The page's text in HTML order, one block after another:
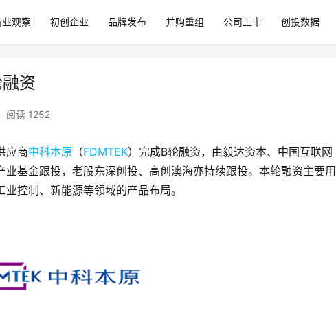
业观察 初创企业 品牌发布 并购重组 公司上市 创投数据
资
阅读 1252
应商中科本原 （FDMTEK）完成B轮融资，由毅达资本、中国互联网
基金跟投，老股东深创投、高创澳海亦持续跟投。本轮融资主要用
控制、新能源等领域的产品布局。